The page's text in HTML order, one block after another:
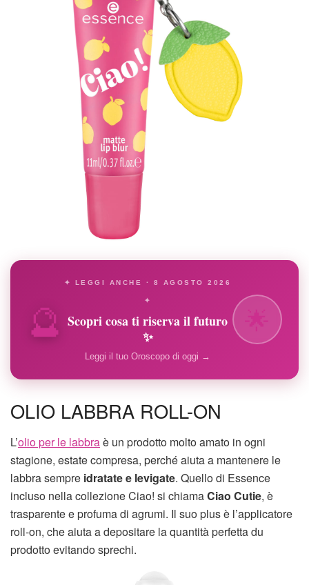
🔮
✦ LEGGI ANCHE · 8 AGOSTO 2026
✦
Scopri cosa ti riserva il futuro
✨
Leggi il tuo Oroscopo di oggi →
OLIO LABBRA ROLL-ON
L’olio per le labbraè un prodotto molto amato in ogni
stagione, estate compresa, perché aiuta a mantenere le
labbra sempre idratate e levigate. Quello di Essence
incluso nella collezione Ciao! si chiamaCiao Cutie, è
trasparente e profuma di agrumi. Il suo plus è l’applicatore
roll-on, che aiuta a depositare la quantità perfetta du
prodotto evitando sprechi.